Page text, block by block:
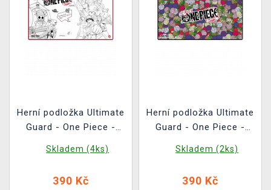
Herní podložka Ultimate
Guard - One Piece -
Skladem (4ks)
390 Kč
Herní podložka Ultimate
Guard - One Piece -
Skladem (2ks)
390 Kč